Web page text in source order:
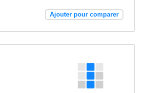
Ajouter pour comparer